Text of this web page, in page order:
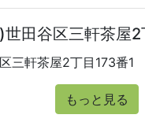
世田谷区三軒茶屋
三軒茶屋2丁目173番1
もっと見る